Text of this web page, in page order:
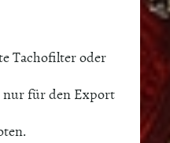
Tachofilter oder
nur für den Export